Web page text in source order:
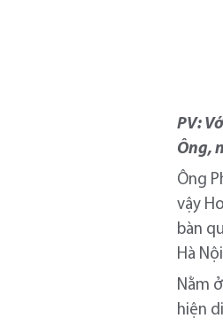
PV:
Ông,
Ông
vậy
bàn
Hà
Nằm
hiện